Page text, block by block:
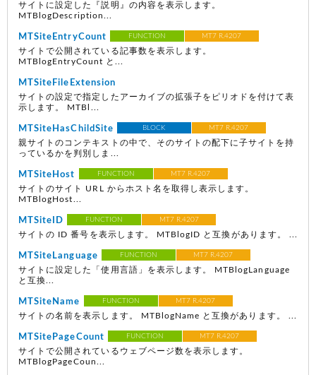
サイトに設定した『説明』の内容を表示します。
MTBlogDescription...
MTSiteEntryCount FUNCTION MT7 R.4207
サイトで公開されている記事数を表示します。
MTBlogEntryCount と...
MTSiteFileExtension
サイトの設定で指定したアーカイブの拡張子をピリオドを付けて表
示します。 MTBl...
MTSiteHasChildSite BLOCK MT7 R.4207
親サイトのコンテキストの中で、そのサイトの配下に子サイトを持
っているかを判別しま...
MTSiteHost FUNCTION MT7 R.4207
サイトのサイト URL からホスト名を取得し表示します。
MTBlogHost...
MTSiteID FUNCTION MT7 R.4207
サイトの ID 番号を表示します。 MTBlogID と互換があります。 ...
MTSiteLanguage FUNCTION MT7 R.4207
サイトに設定した「使用言語」を表示します。 MTBlogLanguage
と互換...
MTSiteName FUNCTION MT7 R.4207
サイトの名前を表示します。 MTBlogName と互換があります。 ...
MTSitePageCount FUNCTION MT7 R.4207
サイトで公開されているウェブページ数を表示します。
MTBlogPageCoun...